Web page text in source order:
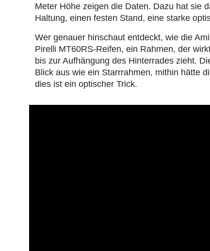
Meter Höhe zeigen die Daten. Dazu hat sie
Haltung, einen festen Stand, eine starke
Wer genauer hinschaut entdeckt, wie die
Pirelli MT60RS-Reifen, ein Rahmen, der
bis zur Aufhängung des Hinterrades zieht.
Blick aus wie ein Starrrahmen, mithin hätte
dies ist ein optischer Trick.